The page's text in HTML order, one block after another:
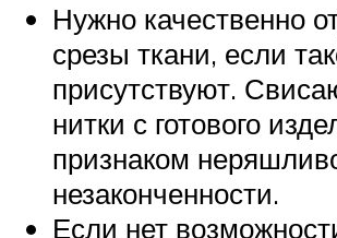
Нужно качественно
срезы ткани, если
присутствуют.
нитки с готового
признаком
незаконченности.
Если нет